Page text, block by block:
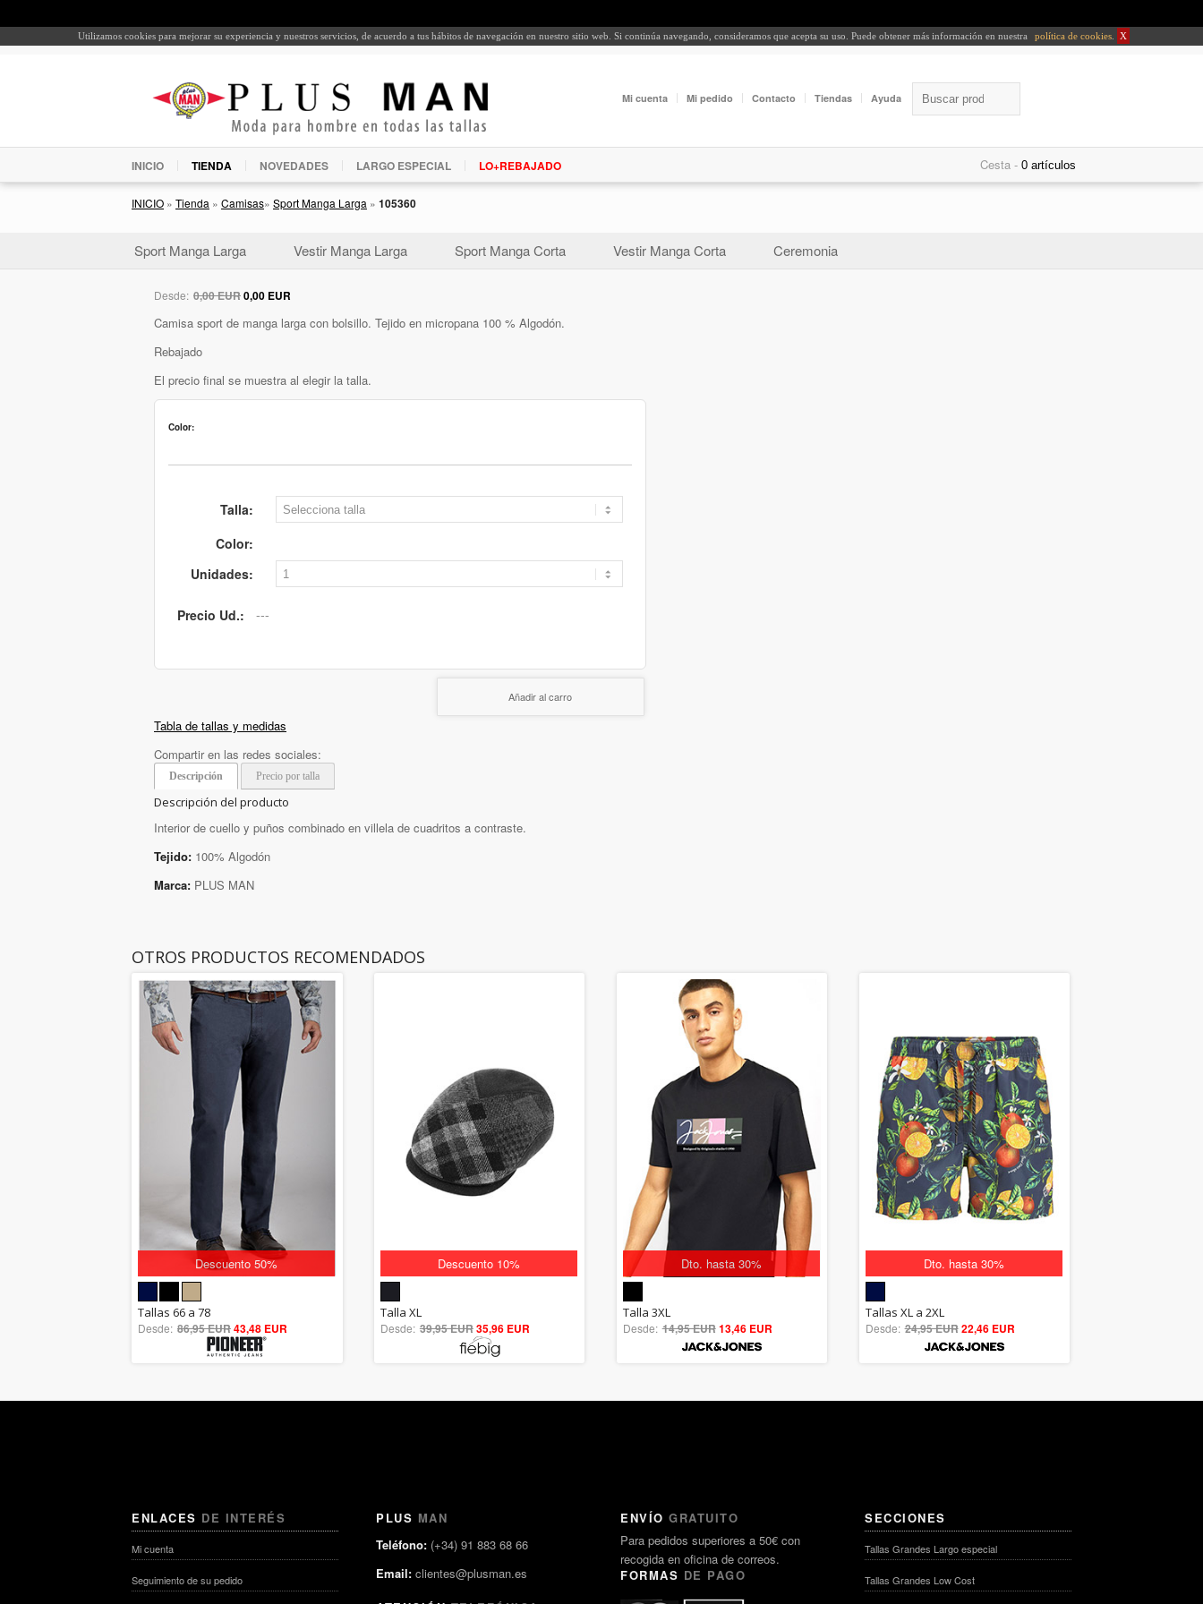
Utilizamos cookies para mejorar su experiencia y nuestros servicios, de acuerdo a tus hábitos de navegación en nuestro sitio web. Si continúa navegando, consideramos que acepta su uso. Puede obtener más información en nuestra política de cookies X
Mi cuenta Mi pedido Contacto Tiendas Ayuda
INICIO TIENDA NOVEDADES LARGO ESPECIAL LO+REBAJADO Cesta -
INICIO » Tienda » Camisas» Sport Manga Larga » 105360
Sport Manga Larga Vestir Manga Larga Sport Manga Corta Vestir Manga Corta Ceremonia
Desde: 0,00 EUR0,00 EUR
Camisa sport de manga larga con bolsillo. Tejido en micropana 100 % Algodón.
Rebajado
El precio final se muestra al elegir la talla.
Color:
Talla:
Color:
Unidades:
Precio Ud.:
Añadir al carro
Tabla de tallas y medidas
Compartir en las redes sociales:
Descripción Precio por talla
Descripción del producto
Interior de cuello y puños combinado en villela de cuadritos a contraste.
Tejido: 100% Algodón
Marca: PLUS MAN
OTROS PRODUCTOS RECOMENDADOS
Descuento 50%
5.00
out of 5
Tallas 66 a 78
Desde: 86,95 EUR43,48 EUR
Descuento 10%
out of 5
Talla XL
Desde: 39,95 EUR35,96 EUR
Dto. hasta 30%
out of 5
Talla 3XL
Desde: 14,95 EUR13,46 EUR
Dto. hasta 30%
5.00
out of 5
Tallas XL a 2XL
Desde: 24,95 EUR22,46 EUR
ENLACES DE INTERÉS
Mi cuenta
Seguimiento de su pedido
PLUS MAN
Teléfono: (+34) 91 883 68 66
Email: clientes@plusman.es
ENVÍO GRATUITO
Para pedidos superiores a 50€ con
recogida en oficina de correos.
FORMAS DE PAGO
SECCIONES
Tallas Grandes Largo especial
Tallas Grandes Low Cost